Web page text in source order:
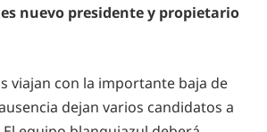
es nuevo presidente y propietario
viajan con la importante baja de
dejan varios candidatos a